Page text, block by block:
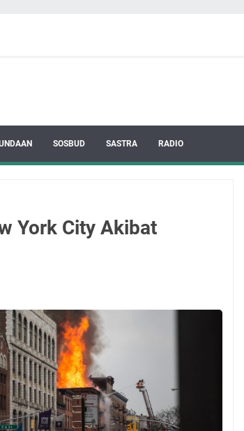
SOSBUD SASTRA RADIO
York City Akibat